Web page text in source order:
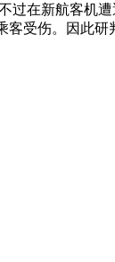
在新航客机遭
受伤。因此研